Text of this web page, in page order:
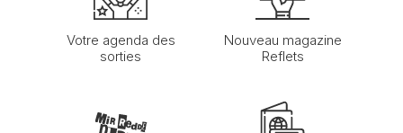
Votre agenda des
sorties
Nouveau magazine
Reflets